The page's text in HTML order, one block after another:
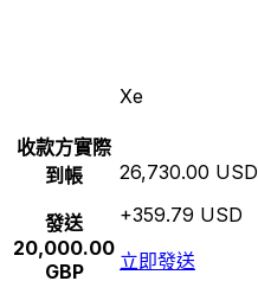
Xe
收款方實際
到帳
發送
20,000.00
GBP
26,730.00 USD
+359.79 USD
立即發送